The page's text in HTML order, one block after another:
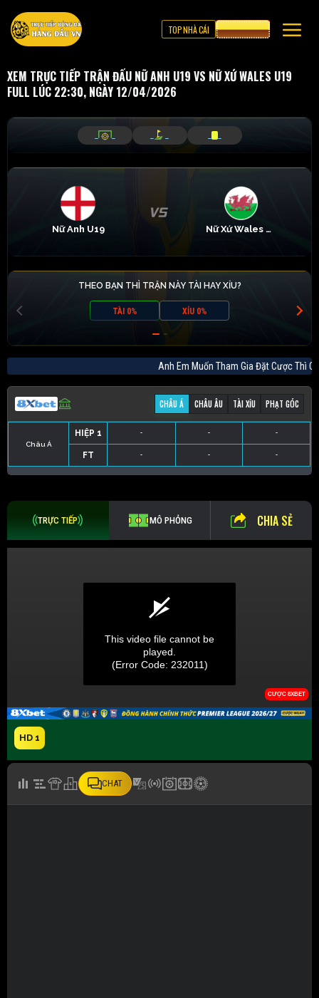
TOP NHÀ CÁI CƯỢC 8XBET
XEM TRỰC TIẾP TRẬN ĐẤU NỮ ANH U19 VS NỮ XỨ WALES U19
FULL LÚC 22:30, NGÀY 12/04/2026
_ _
Nữ Anh U19 Nữ Xứ Wales U19
THEO BẠN THÌ TRẬN NÀY TÀI HAY XỈU?
TÀI 0% XỈU 0%
Anh Em Muốn Tham Gia Đặt
CHÂU Á CHÂU ÂU TÀI XỈU PHẠT GÓC
Châu Á
HIỆP 1
FT
- - -
- - -
FT - - -
TRỰC TIẾP MÔ PHỎNG CHIA SẺ
HD 1
CHAT